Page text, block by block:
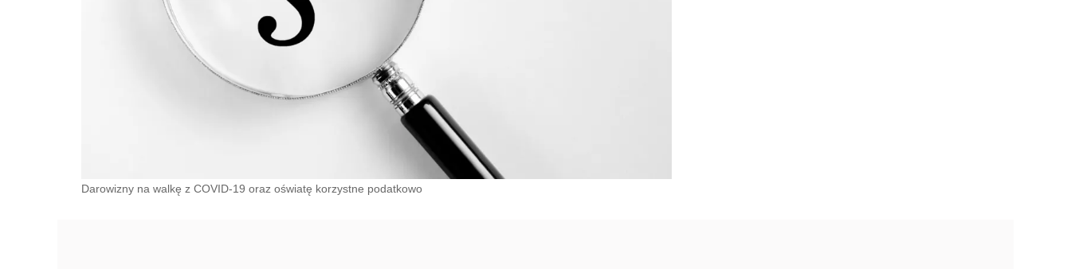
Darowizny na walkę z COVID-19 oraz oświatę korzystne podatkowo